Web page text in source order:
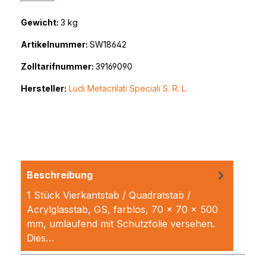
Gewicht: 3 kg
Artikelnummer: SW18642
Zolltarifnummer: 39169090
Hersteller: Ludi Metacrilati Speciali S. R. L.
Beschreibung
1 Stück Vierkantstab / Quadratstab /
Acrylglasstab, GS, farblos, 70 x 70 x 500
mm, umlaufend mit Schutzfolie versehen.
Dies…